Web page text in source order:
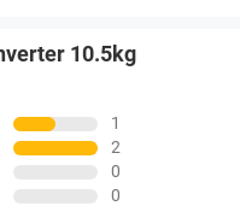
giặt sau:
SENSE
bỏ vi khuẩn
10.5kg
1
2
0
0